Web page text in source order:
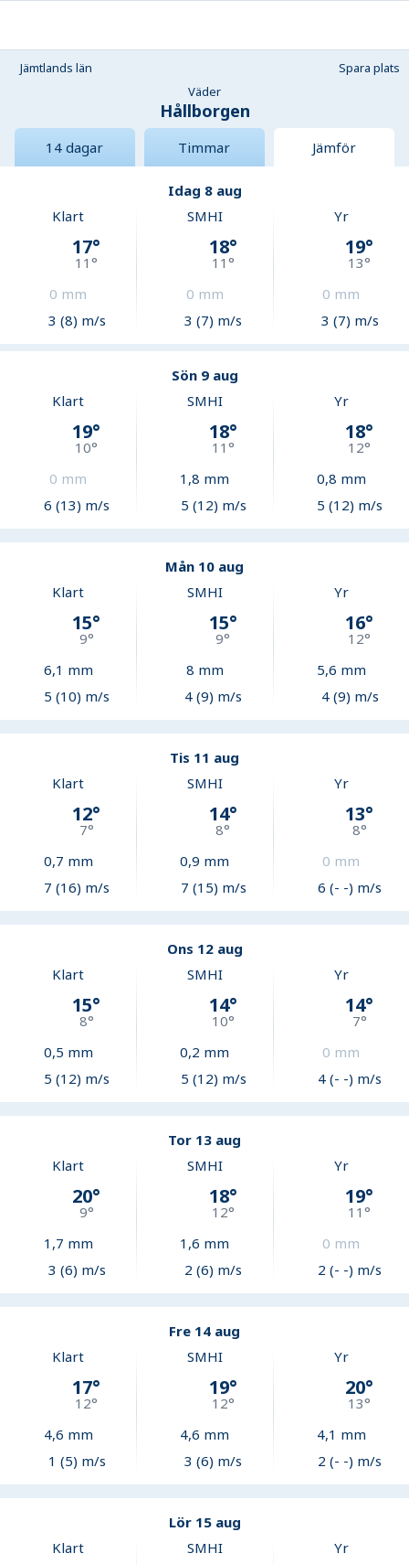
Jämtlands län
Spara plats
Väder
Hållborgen
14 dagar Timmar Jämför
Idag 8 aug
Klart
17°
11°
0 mm
3 (8) m/s
SMHI
18°
11 °
0 mm
3 (7) m/s
Yr
19°
13°
0 mm
3 (7) m/s
Sön 9 aug
Klart
19°
10°
0 mm
6 (13) m/s
SMHI
18°
11 °
1,8 mm
5 (12) m/s
Yr
18°
12°
0,8 mm
5 (12) m/s
Mån 10 aug
Klart
15°
9°
6,1 mm
5 (10) m/s
SMHI
15°
9°
8 mm
4 (9) m/s
Yr
16°
12°
5,6 mm
4 (9) m/s
Tis 11 aug
Klart
12°
7°
0,7 mm
7 (16) m/s
SMHI
14°
8°
0,9 mm
7 (15) m/s
Yr
13°
8°
0 mm
6 (- -) m/s
Ons 12 aug
Klart
15°
8°
0,5 mm
5 (12) m/s
SMHI
14°
10°
0,2 mm
5 (12) m/s
Yr
14°
7°
0 mm
4 (- -) m/s
Tor 13 aug
Klart
20°
9°
1,7 mm
3 (6) m/s
SMHI
18°
12°
1,6 mm
2 (6) m/s
Yr
19°
11°
0 mm
2 (- -) m/s
Fre 14 aug
Klart
17°
12°
4,6 mm
1 (5) m/s
SMHI
19°
12°
4,6 mm
3 (6) m/s
Yr
20°
13°
4,1 mm
2 (- -) m/s
Lör 15 aug
Klart
SMHI Yr